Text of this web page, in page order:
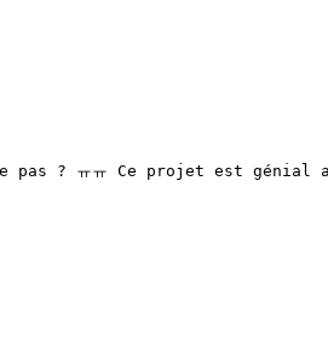
pas ? ㅠㅠ Ce projet est génial